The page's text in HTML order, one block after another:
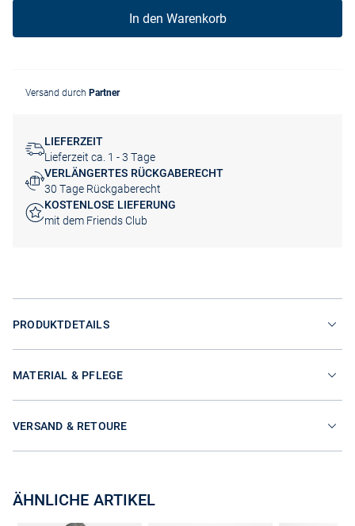
In den Warenkorb
Versand durch Partner
LIEFERZEIT
Lieferzeit ca. 1 - 3 Tage
VERLÄNGERTES RÜCKGABERECHT
30 Tage Rückgaberecht
KOSTENLOSE LIEFERUNG
mit dem Friends Club
PRODUKTDETAILS
MATERIAL & PFLEGE
VERSAND & RETOURE
ÄHNLICHE ARTIKEL